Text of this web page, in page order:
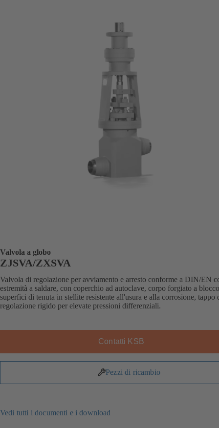
Valvola a globo
ZJSVA/ZXSVA
Valvola di regolazione per avviamento e arresto conforme a DIN/EN
estremità a saldare, con coperchio ad autoclave, corpo forgiato a
superfici di tenuta in stellite resistente all'usura e alla corrosione, tappo
regolazione rigido per elevate pressioni differenziali.
Contatti KSB
Pezzi di ricambio
Vedi tutti i documenti e i download